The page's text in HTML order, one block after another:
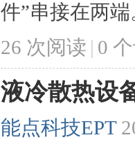
件”串接在两端
26 次阅读 | 0
液冷散热设
能点科技EPT